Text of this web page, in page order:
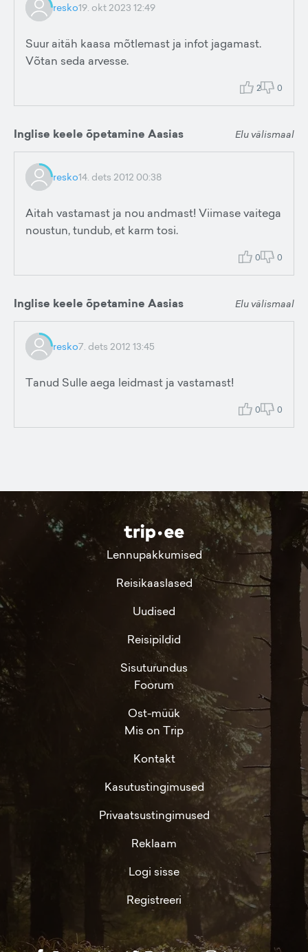
resko19. okt 2023 12:49
Suur aitäh kaasa mõtlemast ja infot jagamast.
Võtan seda arvesse.
2 0
Inglise keele õpetamine Aasias Elu välismaal
resko14. dets 2012 00:38
Aitah vastamast ja nou andmast! Viimase vaitega
noustun, tundub, et karm tosi.
0 0
Inglise keele õpetamine Aasias Elu välismaal
resko7. dets 2012 13:45
Tanud Sulle aega leidmast ja vastamast!
0 0
Lennupakkumised
Reisikaaslased
Uudised
Reisipildid
Sisuturundus
Foorum
Ost-müük
Mis on Trip
Kontakt
Kasutustingimused
Privaatsustingimused
Reklaam
Logi sisse
Registreeri